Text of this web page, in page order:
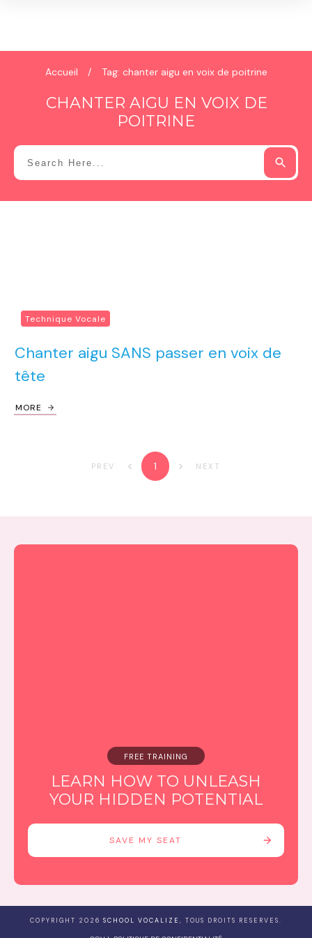
Accueil / Tag: chanter aigu en voix de poitrine
CHANTER AIGU EN VOIX DE
POITRINE
Technique Vocale
Chanter aigu SANS passer en voix de
tête
MORE
PREV 1 NEXT
FREE TRAINING
LEARN HOW TO UNLEASH
YOUR HIDDEN POTENTIAL
SAVE MY SEAT
COPYRIGHT 2026 SCHOOL VOCALIZE , TOUS DROITS RESERVES.